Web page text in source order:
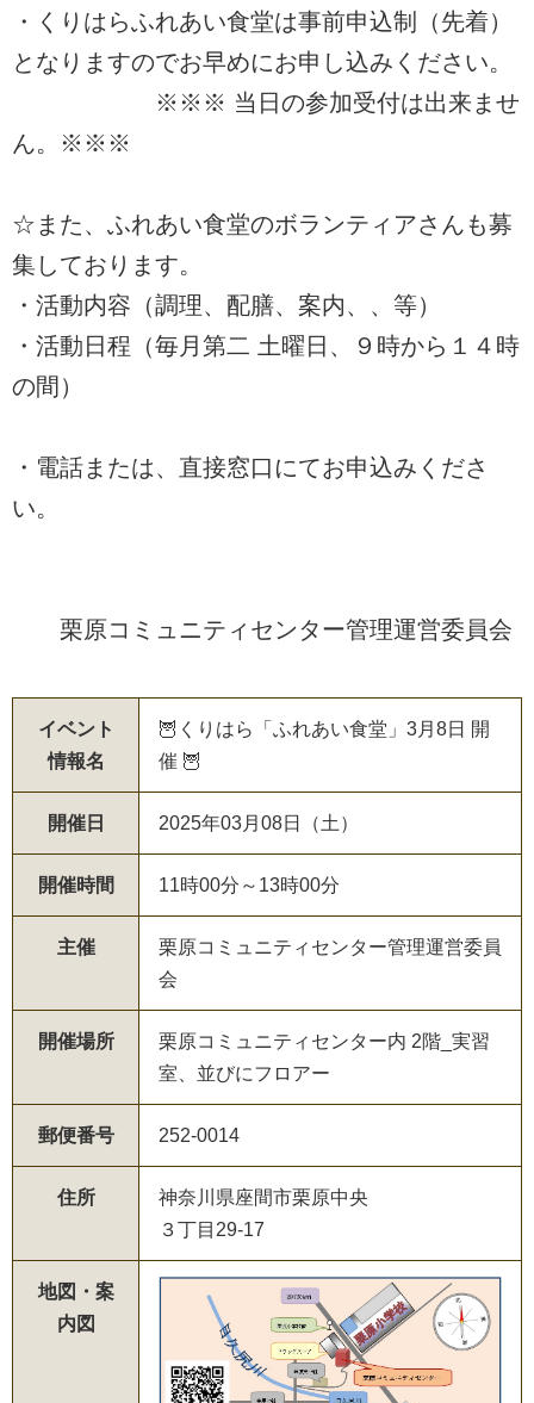
・くりはらふれあい食堂は事前申込制（先着）
となりますのでお早めにお申し込みください。
※※※ 当日の参加受付は出来ませ
ん。※※※
☆また、ふれあい食堂のボランティアさんも募
集しております。
・活動内容（調理、配膳、案内、、等）
・活動日程（毎月第二 土曜日、９時から１４時
の間）
・電話または、直接窓口にてお申込みくださ
い。
栗原コミュニティセンター管理運営委員会
イベント
情報名
🦉くりはら「ふれあい食堂」3月8日 開
催 🦉
開催日 2025年03月08日（土）
開催時間 11時00分～13時00分
主催
栗原コミュニティセンター管理運営委員
会
開催場所
栗原コミュニティセンター内 2階_実習
室、並びにフロアー
郵便番号 252-0014
住所
神奈川県座間市栗原中央
３丁目29-17
地図・案
内図